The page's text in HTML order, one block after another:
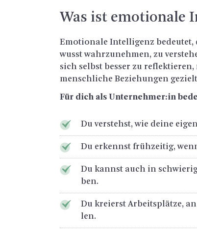
Was ist emo­tio­na­le
Emo­tio­na­le In­tel­li­genz
wusst wahr­zu­neh­men, zu
sich selbst bes­ser zu
mensch­li­che Be­zie­hun­gen
Für dich als Un­ter­neh­mer:in
Du ver­stehst, wie deine
Du er­kennst früh­zei­tig,
Du kannst auch in
ben.
Du kre­ierst Ar­beits­plät­ze,
len.